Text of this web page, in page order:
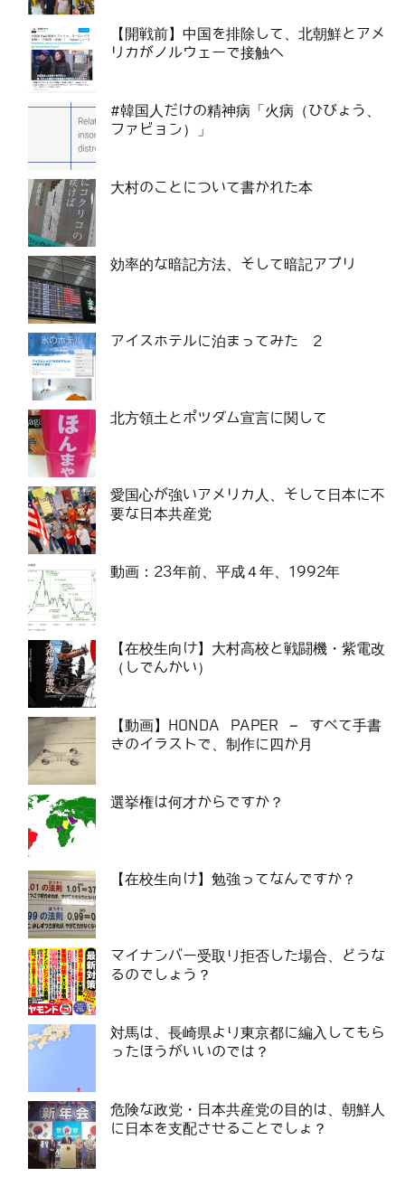
【開戦前】中国を排除して、北朝鮮とアメ
リカがノルウェーで接触へ
#韓国人だけの精神病「火病（ひびょう、
ファビョン）」
大村のことについて書かれた本
効率的な暗記方法、そして暗記アプリ
アイスホテルに泊まってみた 2
北方領土とポツダム宣言に関して
愛国心が強いアメリカ人、そして日本に不
要な日本共産党
動画：23年前、平成４年、1992年
【在校生向け】大村高校と戦闘機・紫電改
（しでんかい）
【動画】HONDA PAPER – すべて手書
きのイラストで、制作に四か月
選挙権は何才からですか？
【在校生向け】勉強ってなんですか？
マイナンバー受取り拒否した場合、どうな
るのでしょう？
対馬は、長崎県より東京都に編入してもら
ったほうがいいのでは？
危険な政党・日本共産党の目的は、朝鮮人
に日本を支配させることでしょ？